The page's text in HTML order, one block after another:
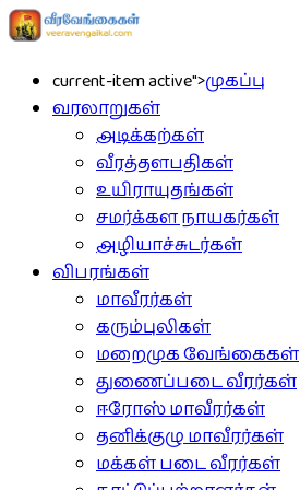
current-item active">முகப்பு
வரலாறுகள்
அடிக்கற்கள்
வீரத்தளபதிகள்
உயிராயுதங்கள்
சமர்க்கள நாயகர்கள்
அழியாச்சுடர்கள்
விபரங்கள்
மாவீரர்கள்
கரும்புலிகள்
மறைமுக வேங்கைகள்
துணைப்படை வீரர்கள்
ஈரோஸ் மாவீரர்கள்
தனிக்குழு மாவீரர்கள்
மக்கள் படை வீரர்கள்